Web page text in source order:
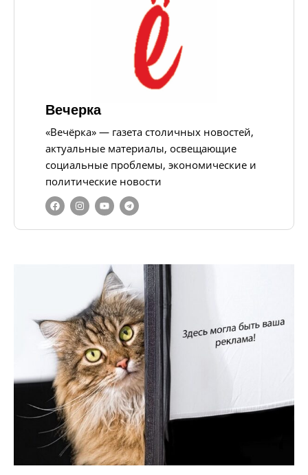
Вечерка
«Вечёрка» — газета столичных новостей,
актуальные материалы, освещающие
социальные проблемы, экономические и
политические новости